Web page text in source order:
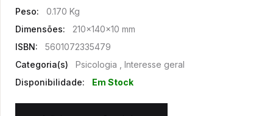
Peso:
0.170 Kg
Dimensões:
210x140x10 mm
ISBN:
5601072335479
Categoria(s)
Psicologia , Interesse geral
Disponibilidade:
Em Stock